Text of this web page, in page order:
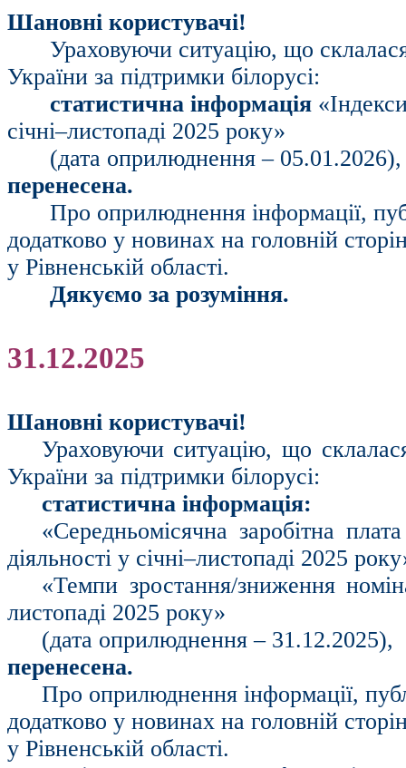
Шановні користувачі!
Ураховуючи ситуацію, що
України за підтримки білорусі:
статистична інформація
січні–листопаді 2025 року»
(дата оприлюднення – 05.01.2026),
перенесена.
Про оприлюднення інформації,
додатково у новинах на головній
у Рівненській області.
Дякуємо за розуміння.
31.12.2025
Шановні користувачі!
Ураховуючи ситуацію, що
України за підтримки білорусі:
статистична інформація:
«Середньомісячна заробітна
діяльності у січні–листопаді 2025
«Темпи зростання/зниження
листопаді 2025 року»
(дата оприлюднення – 31.12.2025),
перенесена.
Про оприлюднення інформації,
додатково у новинах на головній
у Рівненській області.